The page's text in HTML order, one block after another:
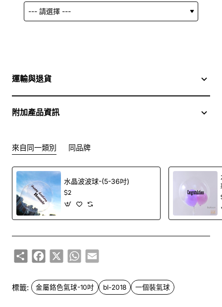
運輸與退貨
附加產品資訊
來自同一類別 同品牌
水晶波波球-(5-36吋)
$2
ShareFacebook
X WhatsApp
Email
標籤: 金屬鉻色氣球-10吋 bl-2018 一個裝氣球